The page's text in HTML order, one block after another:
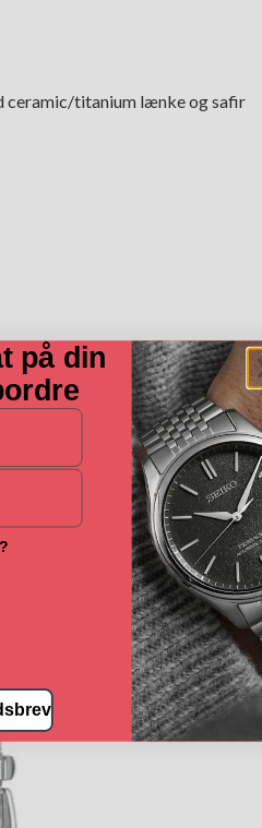
ceramic/titanium lænke og safir
på din